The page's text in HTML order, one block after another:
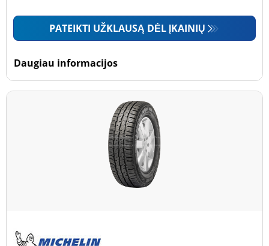
Padanga sustiprintomis sienelėmis
PATEIKTI UŽKLAUSĄ DĖL ĮKAINIŲ
Daugiau informacijos